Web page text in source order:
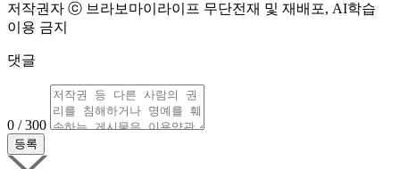
저작권자 ⓒ 브라보마이라이프 무단전재 및 재배포, AI학습
이용 금지
댓글
0 / 300